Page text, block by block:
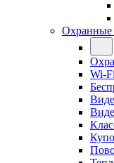
Охранные
Wi-